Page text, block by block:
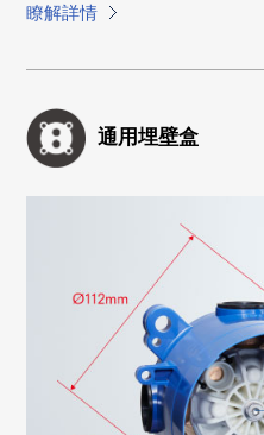
瞭解詳情
通用埋壁盒